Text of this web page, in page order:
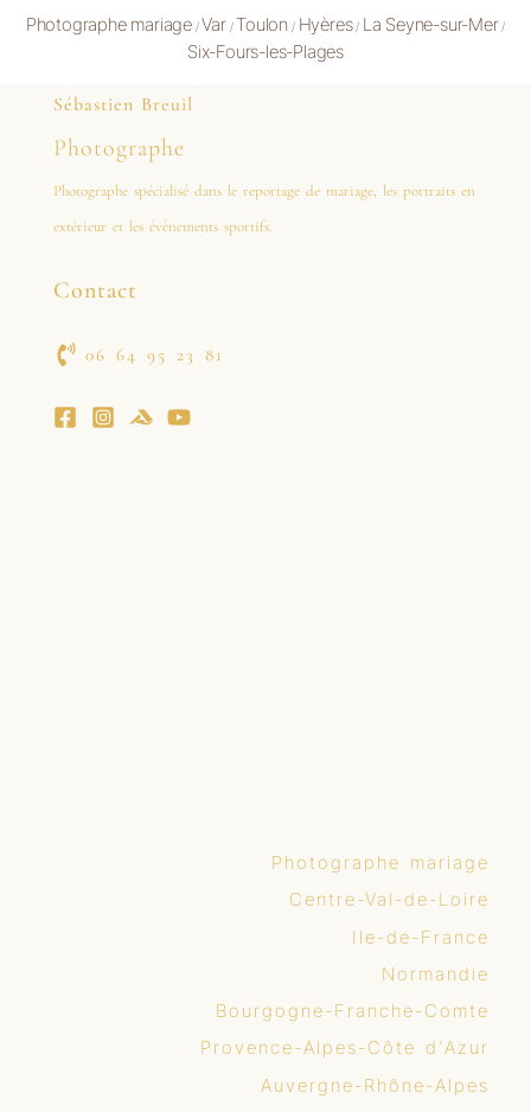
Photographe mariage / Var/Toulon / Hyères/ La Seyne-sur-Mer/
Six-Fours-les-Plages
Sébastien Breuil
Photographe
Photographe spécialisé dans le reportage de mariage, les portraits en
extérieur et les évènements sportifs.
Contact
06 64 95 23 81
Photographe mariage
Centre-Val-de-Loire
Ile-de-France
Normandie
Bourgogne-Franche-Comte
Provence-Alpes-Côte d'Azur
Auvergne-Rhône-Alpes